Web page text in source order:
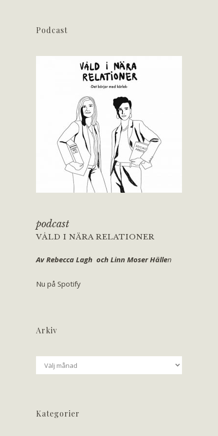
Podcast
podcast
VÅLD I NÄRA RELATIONER
Av Rebecca Lagh och Linn Moser Hällen
Nu på Spotify
Arkiv
Arkiv
Kategorier